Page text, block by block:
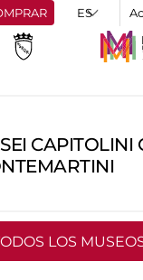
CAPITOLINI
LOS